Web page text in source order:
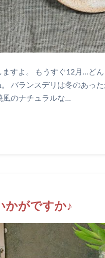
すよ。 もうすぐ12月…ど
バランスデリは冬のあっ
風のナチュラルな…
かがですか♪